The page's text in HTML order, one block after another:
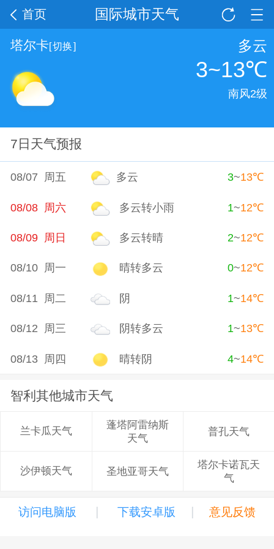
国际城市天气
首页
塔尔卡[切换] 多云
3~13℃
南风2级
7日天气预报
08/07 周五 多云 3~13℃
08/08 周六 多云转小雨 1~12℃
08/09 周日 多云转晴 2~12℃
08/10 周一 晴转多云 0~12℃
08/11 周二 阴 1~14℃
08/12 周三 阴转多云 1~13℃
08/13 周四 晴转阴 4~14℃
智利其他城市天气
兰卡瓜天气
蓬塔阿雷纳斯
天气
普孔天气
沙伊顿天气 圣地亚哥天气
塔尔卡诺瓦天
气
访问电脑版 | 下载安卓版 | 意见反馈